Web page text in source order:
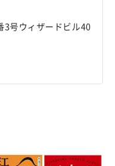
3号ウィザードビル40